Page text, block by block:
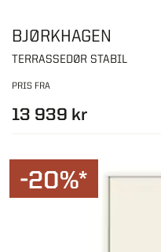
BJØRKHAGEN
TERRASSEDØR STABIL
PRIS FRA
13 939 kr
-20%*